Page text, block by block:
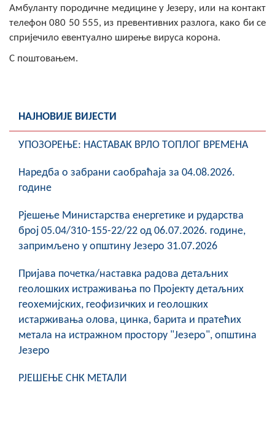
Туризам
Спорт
Амбуланту породичне медицине у Језеру, или на контакт
телефон 080 50 555, из превентивних разлога, како би се
спријечило евентуално ширење вируса корона.
С поштовањем.
НАЈНОВИЈЕ ВИЈЕСТИ
УПОЗОРЕЊЕ: НАСТАВАК ВРЛО ТОПЛОГ ВРЕМЕНА
Наредба о забрани саобраћаја за 04.08.2026.
године
Рјешење Министарства енергетике и рударства
број 05.04/310-155-22/22 од 06.07.2026. године,
запримљено у општину Језеро 31.07.2026
Пријава почетка/наставка радова детаљних
геолошких истраживања по Пројекту детаљних
геохемијских, геофизичких и геолошких
истарживања олова, цинка, барита и пратећих
метала на истражном простору "Језеро", општина
Језеро
РЈЕШЕЊЕ СНК МЕТАЛИ